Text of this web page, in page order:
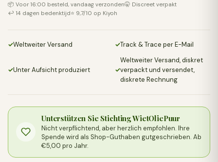
📦 Voor 16:00 besteld, vandaag verzonden🤫 Discreet verpakt
↩️ 14 dagen bedenktijd⭐ 9,7/10 op Kiyoh
✓Weltweiter Versand ✓Track & Trace per E-Mail
✓Unter Aufsicht produziert ✓
Weltweiter Versand, diskret
verpackt und versendet,
diskrete Rechnung
Unterstützen Sie Stichting WietOliePuur
Nicht verpflichtend, aber herzlich empfohlen. Ihre
Spende wird als Shop-Guthaben gutgeschrieben. Ab
€5,00 pro Jahr.